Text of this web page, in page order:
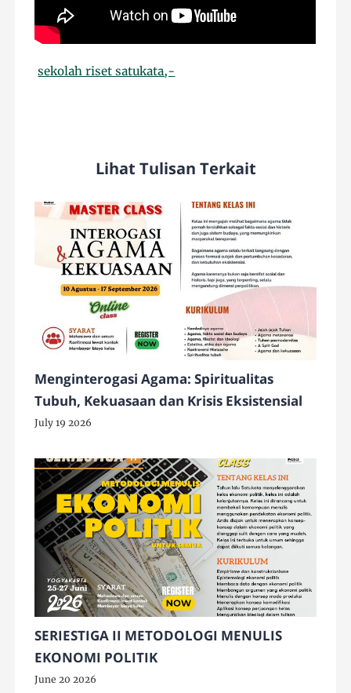
sekolah riset satukata,-
Lihat Tulisan Terkait
Menginterogasi Agama: Spiritualitas
Tubuh, Kekuasaan dan Krisis Eksistensial
July 19 2026
SERIESTIGA II METODOLOGI MENULIS
EKONOMI POLITIK
June 20 2026